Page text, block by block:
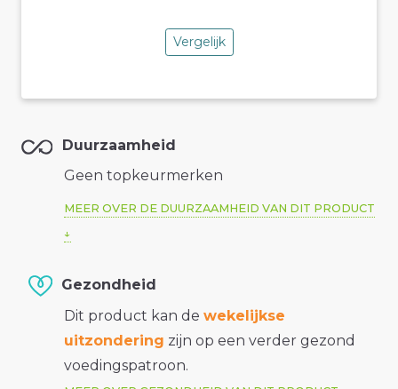
Vergelijk
Duurzaamheid
Geen topkeurmerken
MEER OVER DE DUURZAAMHEID VAN DIT PRODUCT
Gezondheid
Dit product kan de wekelijkse
uitzondering zijn op een verder gezond
voedingspatroon.